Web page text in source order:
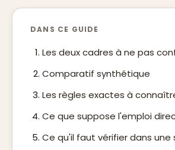
DANS CE GUIDE
Les deux cadres à ne pas
Comparatif synthétique
Les règles exactes à
Ce que suppose l'emploi
Ce qu'il faut vérifier dans une